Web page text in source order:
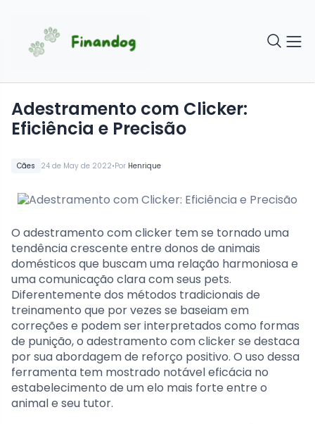
Cães 24 de May de 2022•Por Henrique
Adestramento com Clicker:
Eficiência e Precisão
O adestramento com clicker tem se tornado uma
tendência crescente entre donos de animais
domésticos que buscam uma relação harmoniosa e
uma comunicação clara com seus pets.
Diferentemente dos métodos tradicionais de
treinamento que por vezes se baseiam em
correções e podem ser interpretados como formas
de punição, o adestramento com clicker se destaca
por sua abordagem de reforço positivo. O uso dessa
ferramenta tem mostrado notável eficácia no
estabelecimento de um elo mais forte entre o
animal e seu tutor.